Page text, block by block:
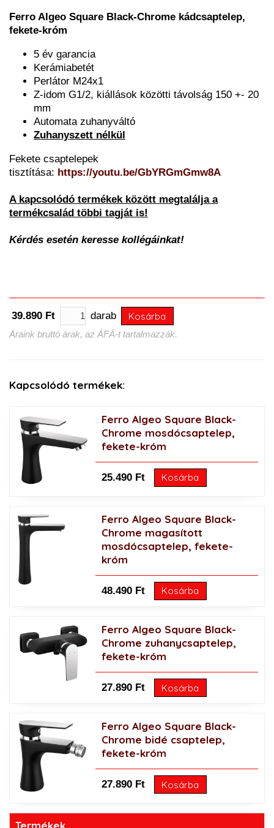
Ferro Algeo Square Black-Chrome kádcsaptelep,
fekete-króm
5 év garancia
Kerámiabetét
Perlátor M24x1
Z-idom G1/2, kiállások közötti távolság 150 +- 20
mm
Automata zuhanyváltó
Zuhanyszett nélkül
Fekete csaptelepek
tisztítása: https://youtu.be/GbYRGmGmw8A
A kapcsolódó termékek között megtalálja a
termékcsalád többi tagját is!
Kérdés esetén keresse kollégáinkat!
39.890 Ft darab Kosárba
Áraink bruttó árak, az ÁFÁ-t tartalmazzák.
Kapcsolódó termékek:
Ferro Algeo Square Black-
Chrome mosdócsaptelep,
fekete-króm
25.490 Ft Kosárba
Ferro Algeo Square Black-
Chrome magasított
mosdócsaptelep, fekete-
króm
48.490 Ft Kosárba
Ferro Algeo Square Black-
Chrome zuhanycsaptelep,
fekete-króm
27.890 Ft Kosárba
Ferro Algeo Square Black-
Chrome bidé csaptelep,
fekete-króm
27.890 Ft Kosárba
Termékek